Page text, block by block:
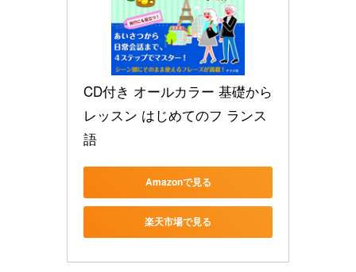
CD付き オールカラー 基礎から
レッスン はじめてのフ ランス
語
Amazonで見る
楽天市場で見る